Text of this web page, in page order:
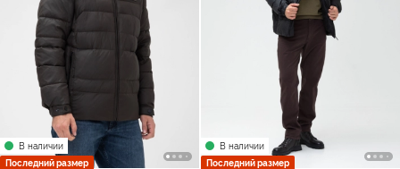
В наличии
Последний размер
В наличии
Последний размер